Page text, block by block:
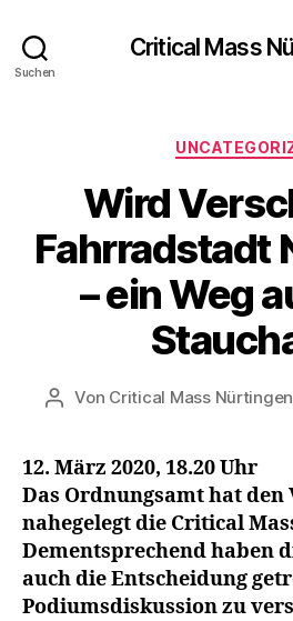
Suchen
Critical Mass
Wird
Fahrradstadt
– ein Weg
Beitragsautor
Von Critical Mass Nürtingen
12. März 2020, 18.20 Uhr
Das Ordnungsamt hat
nahegelegt die Critical
Dementsprechend haben
auch die Entscheidung
Podiumsdiskussion zu